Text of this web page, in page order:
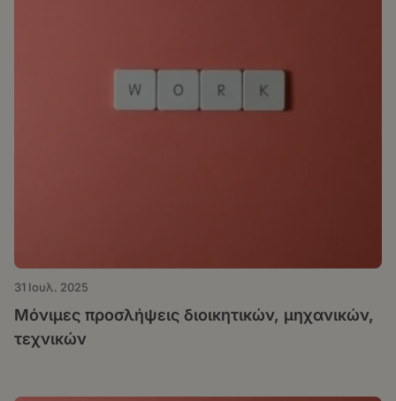
31 Ιουλ. 2025
Μόνιμες προσλήψεις διοικητικών, μηχανικών,
τεχνικών